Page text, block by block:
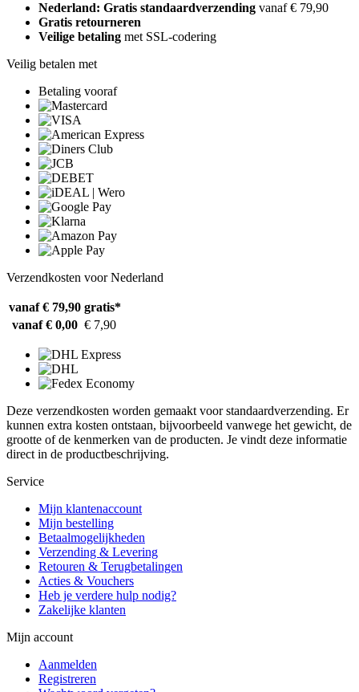
Nederland: Gratis standaardverzending vanaf € 79,90
Gratis retourneren
Veilige betaling met SSL-codering
Veilig betalen met
Betaling vooraf
Verzendkosten voor Nederland
vanaf € 79,90 gratis*
vanaf € 0,00 € 7,90
Deze verzendkosten worden gemaakt voor standaardverzending. Er
kunnen extra kosten ontstaan, bijvoorbeeld vanwege het gewicht, de
grootte of de kenmerken van de producten. Je vindt deze informatie
direct in de productbeschrijving.
Service
Mijn klantenaccount
Mijn bestelling
Betaalmogelijkheden
Verzending & Levering
Retouren & Terugbetalingen
Acties & Vouchers
Heb je verdere hulp nodig?
Zakelijke klanten
Mijn account
Aanmelden
Registreren